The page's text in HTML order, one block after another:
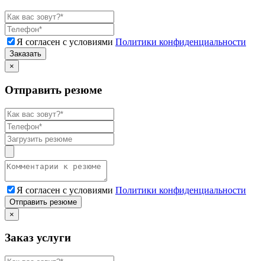
Я согласен с условиями Политики конфиденциальности
Заказать
×
Отправить резюме
Я согласен с условиями Политики конфиденциальности
Отправить резюме
×
Заказ услуги